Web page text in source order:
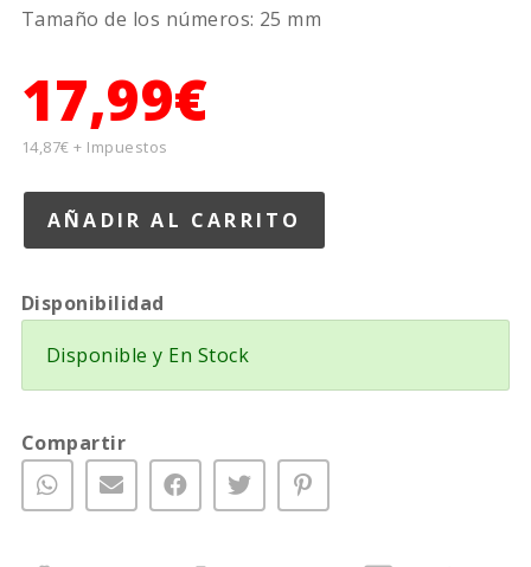
Tamaño de los números: 25 mm
17,99€
14,87€ + Impuestos
Disponibilidad
Disponible y En Stock
Compartir